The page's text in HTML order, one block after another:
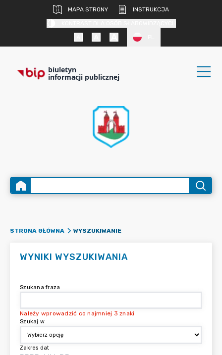
MAPA STRONY
INSTRUKCJA
biuletyn
informacji publicznej
STRONA GŁÓWNA WYSZUKIWANIE
WYNIKI WYSZUKIWANIA
Szukana fraza
Należy wprowadzić co najmniej 3 znaki
Szukaj w
Zakres dat